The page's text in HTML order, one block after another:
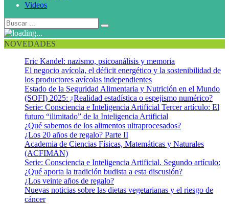
Videos
NOVEDADES
Eric Kandel: nazismo, psicoanálisis y memoria
El negocio avícola, el déficit energético y la sostenibilidad de
los productores avícolas independientes
Estado de la Seguridad Alimentaria y Nutrición en el Mundo
(SOFI) 2025: ¿Realidad estadística o espejismo numérico?
Serie: Consciencia e Inteligencia Artificial Tercer artículo: El
futuro “ilimitado” de la Inteligencia Artificial
¿Qué sabemos de los alimentos ultraprocesados?
¿Los 20 años de regalo? Parte II
Academia de Ciencias Físicas, Matemáticas y Naturales
(ACFIMAN)
Serie: Consciencia e Inteligencia Artificial. Segundo artículo:
¿Qué aporta la tradición budista a esta discusión?
¿Los veinte años de regalo?
Nuevas noticias sobre las dietas vegetarianas y el riesgo de
cáncer